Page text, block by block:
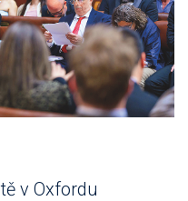
v Oxfordu